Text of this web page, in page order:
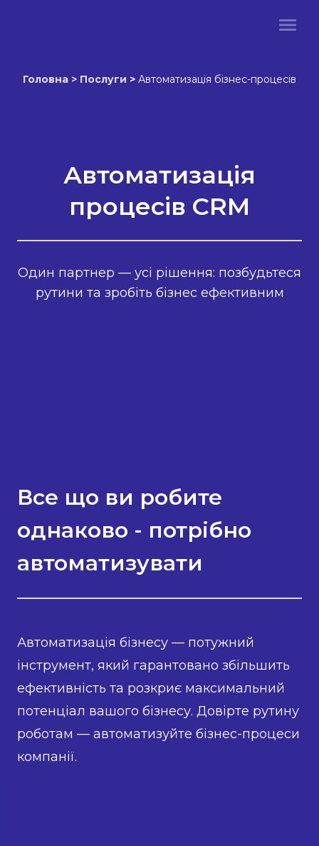
Головна > Послуги > Автоматизація бізнес-процесів
Автоматизація
процесів CRM
Один партнер — усі рішення: позбудьтеся
рутини та зробіть бізнес ефективним
Все що ви робите
однаково - потрібно
автоматизувати
Автоматизація бізнесу — потужний
інструмент, який гарантовано збільшить
ефективність та розкриє максимальний
потенціал вашого бізнесу. Довірте рутину
роботам — автоматизуйте бізнес-процеси
компанії.